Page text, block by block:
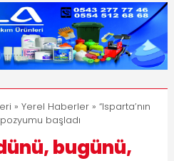
ile Google ve Yapay Zeka
Aramalarında Öne Çıkın
Esnaf Rehberi Hizmete Girdi
Akıllı Haber Platformu
» Yerel Haberler» “Isparta’nın
başladı
bugünü,